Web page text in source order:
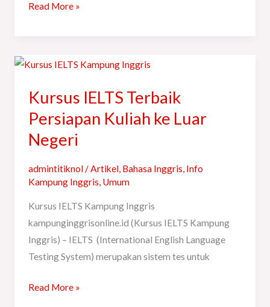
Read More »
Kursus IELTS Terbaik
Persiapan Kuliah ke Luar
Negeri
admintitiknol / Artikel Bahasa Inggris Info
Kampung Inggris Umum
Kursus IELTS Kampung Inggris
kampunginggrisonline.id (Kursus IELTS Kampung
Inggris) – IELTS (International English Language
Testing System) merupakan sistem tes untuk
Kursus
Terbaik
Persiapan
ke
Luar
Negeri
Read More »